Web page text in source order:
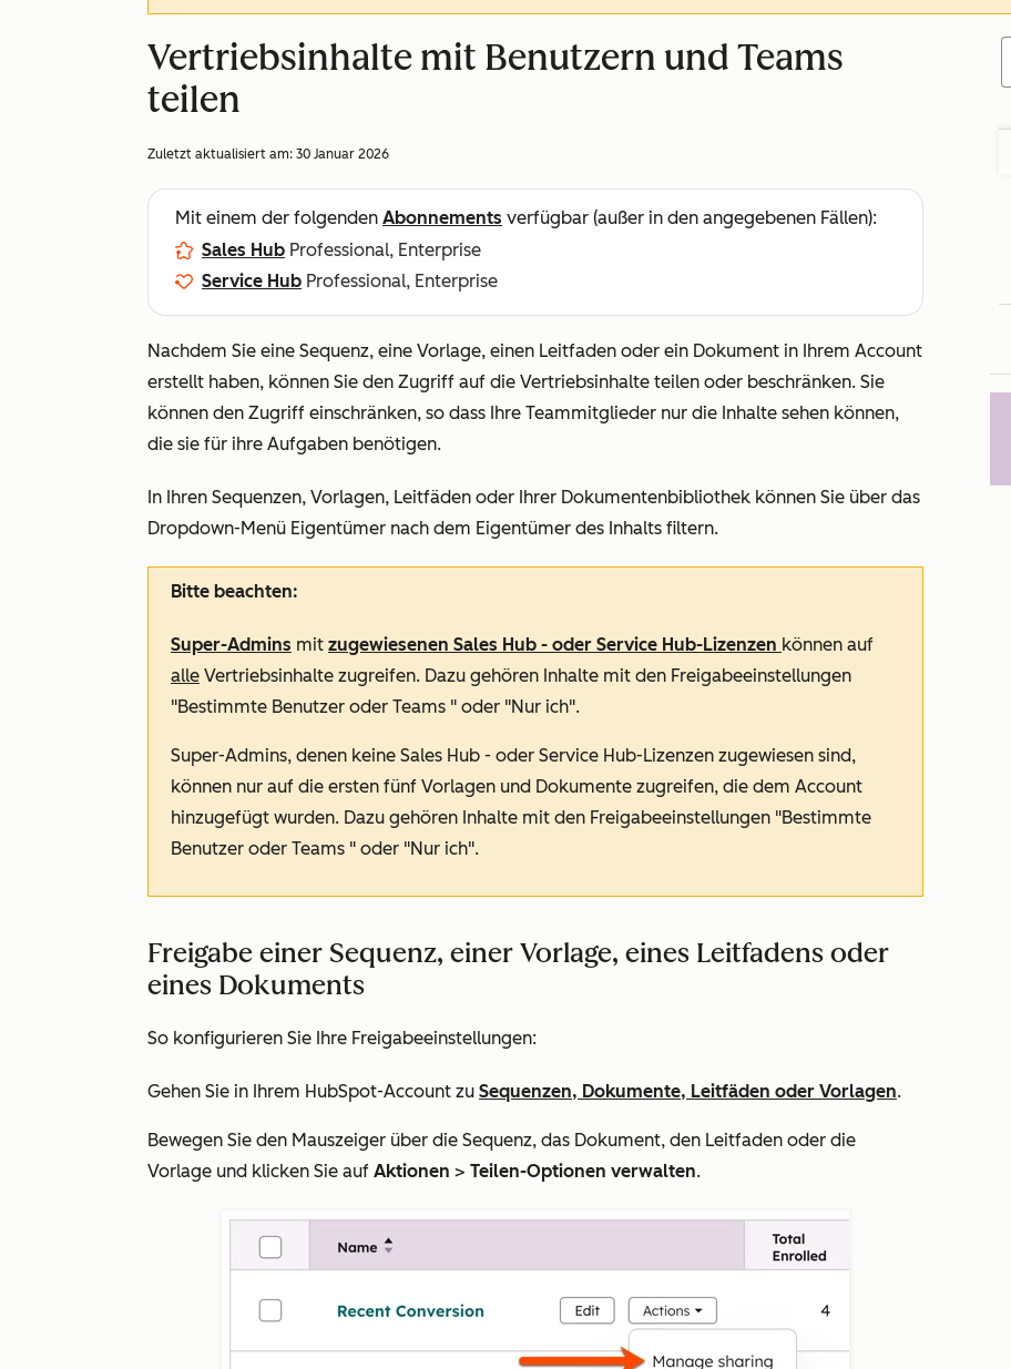
Vertriebsinhalte mit Benutzern und Teams
teilen
Zuletzt aktualisiert am: 30 Januar 2026
Mit einem der folgenden Abonnements verfügbar (außer in den angegebenen Fällen):
Sales Hub Professional, Enterprise
Service Hub Professional, Enterprise
Nachdem Sie eine Sequenz, eine Vorlage, einen Leitfaden oder ein Dokument in Ihrem Account
erstellt haben, können Sie den Zugriff auf die Vertriebsinhalte teilen oder beschränken. Sie
können den Zugriff einschränken, so dass Ihre Teammitglieder nur die Inhalte sehen können,
die sie für ihre Aufgaben benötigen.
In Ihren Sequenzen, Vorlagen, Leitfäden oder Ihrer Dokumentenbibliothek können Sie über das
Dropdown-Menü Eigentümer nach dem Eigentümer des Inhalts filtern.
Bitte beachten:
Super-Admins mit zugewiesenen Sales Hub - oder Service Hub-Lizenzen können auf
alle Vertriebsinhalte zugreifen. Dazu gehören Inhalte mit den Freigabeeinstellungen
"Bestimmte Benutzer oder Teams " oder "Nur ich".
Super-Admins, denen keine Sales Hub - oder Service Hub-Lizenzen zugewiesen sind,
können nur auf die ersten fünf Vorlagen und Dokumente zugreifen, die dem Account
hinzugefügt wurden. Dazu gehören Inhalte mit den Freigabeeinstellungen "Bestimmte
Benutzer oder Teams " oder "Nur ich".
Freigabe einer Sequenz, einer Vorlage, eines Leitfadens oder
eines Dokuments
So konfigurieren Sie Ihre Freigabeeinstellungen:
Gehen Sie in Ihrem HubSpot-Account zu Sequenzen, Dokumente, Leitfäden oder Vorlagen.
Bewegen Sie den Mauszeiger über die Sequenz, das Dokument, den Leitfaden oder die
Vorlage und klicken Sie auf Aktionen > Teilen-Optionen verwalten.